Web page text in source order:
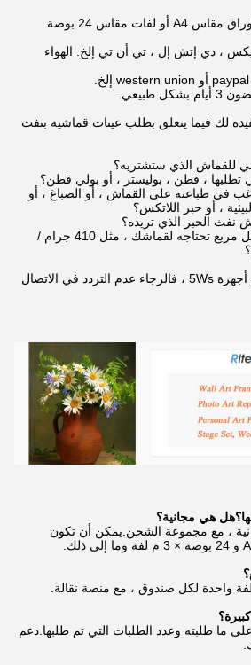
: محضر في أوراق مقاس A4 أو لفات مقاس 24 بوصة
، دي إتش إل ، تي أن تي إلخ. الهواء
طبيعي.
لك فيما يتعلق بطلب عينات قماشية بنفث
في طباعته على القماش ، أو الصباغ ، أو
، أو حبر اللاتكس؟
5. ما هو الوزن التقريبي لكل مربع تحتاجه لقماشك ، مثل 410 جرام /
إذا كنت واضحًا بشأن جميع أجهزة 5Ws ، فالرجاء عدم التردد في الاتصال
هي مجانية؟
، مع مجموعة الشحن.يمكن أن تكون
واحدة لكل صندوق ، مع منصة نقالة.
ما طلبته وعدد الطلبات التي تم طلبها.دعم